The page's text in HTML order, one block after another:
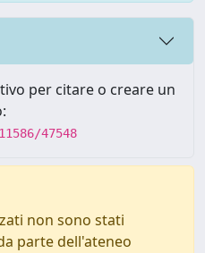
per citare o creare un
47548
non sono stati
parte dell'ateneo